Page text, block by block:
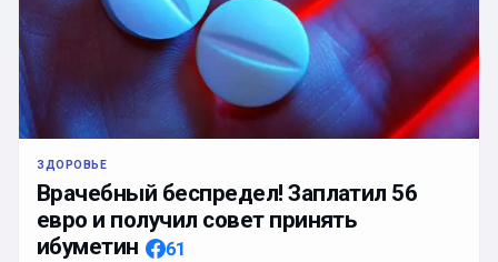
ЗДОРОВЬЕ
Врачебный беспредел! Заплатил 56
евро и получил совет принять
ибуметин
61